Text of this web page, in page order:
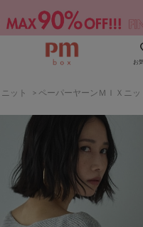
お
ニット > ペーパーヤーンＭＩＸニ